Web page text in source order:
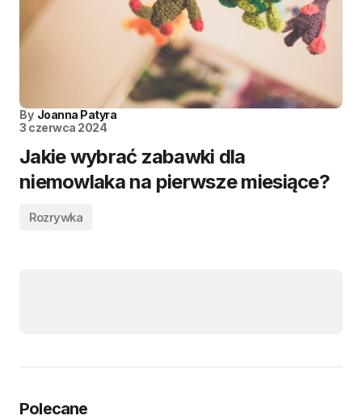
By Joanna Patyra
3 czerwca 2024
Jakie wybrać zabawki dla
niemowlaka na pierwsze miesiące?
Rozrywka
Polecane